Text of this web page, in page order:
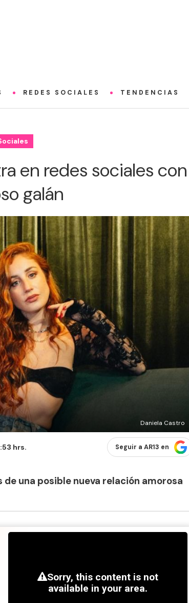
REDES SOCIALES TENDENCIAS
en redes sociales con
galán
Daniela Castro
hrs. Seguir a AR13 en
de una posible nueva relación amorosa